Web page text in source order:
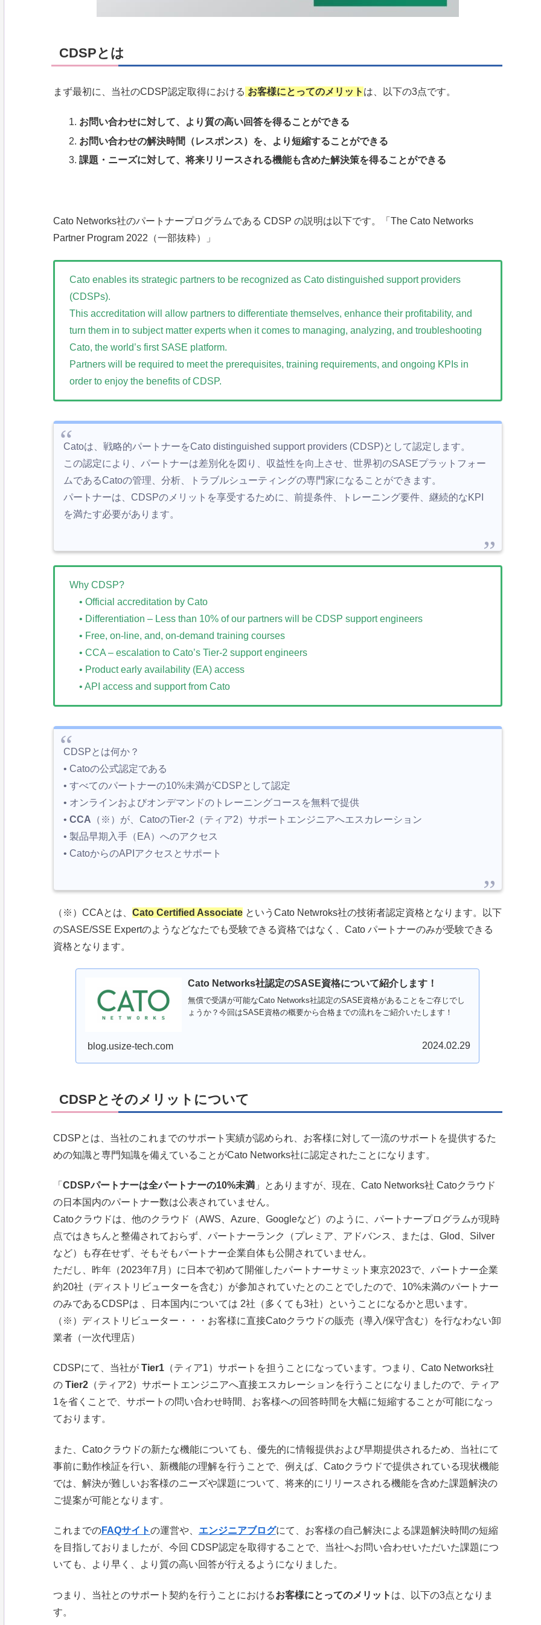
CDSPとは
まず最初に、当社のCDSP認定取得における お客様にとってのメリット は、以下の3点です。
お問い合わせに対して、より質の高い回答を得ることができる
お問い合わせの解決時間（レスポンス）を、より短縮することができる
課題・ニーズに対して、将来リリースされる機能も含めた解決策を得ることができる
Cato Networks社のパートナープログラムである CDSP の説明は以下です。「The Cato Networks
Partner Program 2022（一部抜粋）」
Cato enables its strategic partners to be recognized as Cato distinguished support providers
(CDSPs).
This accreditation will allow partners to differentiate themselves, enhance their profitability, and
turn them in to subject matter experts when it comes to managing, analyzing, and troubleshooting
Cato, the world’s first SASE platform.
Partners will be required to meet the prerequisites, training requirements, and ongoing KPIs in
order to enjoy the benefits of CDSP.
Catoは、戦略的パートナーをCato distinguished support providers (CDSP)として認定します。
この認定により、パートナーは差別化を図り、収益性を向上させ、世界初のSASEプラットフォー
ムであるCatoの管理、分析、トラブルシューティングの専門家になることができます。
パートナーは、CDSPのメリットを享受するために、前提条件、トレーニング要件、継続的なKPI
を満たす必要があります。
Why CDSP?
• Official accreditation by Cato
• Differentiation – Less than 10% of our partners will be CDSP support engineers
• Free, on-line, and, on-demand training courses
• CCA – escalation to Cato’s Tier-2 support engineers
• Product early availability (EA) access
• API access and support from Cato
CDSPとは何か？
• Catoの公式認定である
• すべてのパートナーの10%未満がCDSPとして認定
• オンラインおよびオンデマンドのトレーニングコースを無料で提供
• CCA （※）が、CatoのTier-2（ティア2）サポートエンジニアへエスカレーション
• 製品早期入手（EA）へのアクセス
• CatoからのAPIアクセスとサポート
（※）CCAとは、 Cato Certified AssociateというCato Netwroks社の技術者認定資格となります。以下
のSASE/SSE Expertのようなどなたでも受験できる資格ではなく、Cato パートナーのみが受験できる
資格となります。
Cato Networks社認定のSASE資格について紹介します！
無償で受講が可能なCato Networks社認定のSASE資格があることをご存じでし
ょうか？今回はSASE資格の概要から合格までの流れをご紹介いたします！
blog.usize-tech.com 2024.02.29
CDSPとそのメリットについて
CDSPとは、当社のこれまでのサポート実績が認められ、お客様に対して一流のサポートを提供するた
めの知識と専門知識を備えていることがCato Networks社に認定されたことになります。
「 CDSPパートナーは全パートナーの10%未満」とありますが、現在、Cato Networks社 Catoクラウド
の日本国内のパートナー数は公表されていません。
Catoクラウドは、他のクラウド（AWS、Azure、Googleなど）のように、パートナープログラムが現時
点ではきちんと整備されておらず、パートナーランク（プレミア、アドバンス、または、Glod、Silver
など）も存在せず、そもそもパートナー企業自体も公開されていません。
ただし、昨年（2023年7月）に日本で初めて開催したパートナーサミット東京2023で、パートナー企業
約20社（ディストリビューターを含む）が参加されていたとのことでしたので、10%未満のパートナー
のみであるCDSPは 、日本国内については 2社（多くても3社）ということになるかと思います。
（※）ディストリビューター・・・お客様に直接Catoクラウドの販売（導入/保守含む）を行なわない卸
業者（一次代理店）
CDSPにて、当社が Tier1（ティア1）サポートを担うことになっています。つまり、Cato Networks社
の Tier2（ティア2）サポートエンジニアへ直接エスカレーションを行うことになりましたので、ティア
1を省くことで、サポートの問い合わせ時間、お客様への回答時間を大幅に短縮することが可能になっ
ております。
また、Catoクラウドの新たな機能についても、優先的に情報提供および早期提供されるため、当社にて
事前に動作検証を行い、新機能の理解を行うことで、例えば、Catoクラウドで提供されている現状機能
では、解決が難しいお客様のニーズや課題について、将来的にリリースされる機能を含めた課題解決の
ご提案が可能となります。
これまでのFAQサイトの運営や、 エンジニアブログにて、お客様の自己解決による課題解決時間の短縮
を目指しておりましたが、今回 CDSP認定を取得することで、当社へお問い合わせいただいた課題につ
いても、より早く、より質の高い回答が行えるようになりました。
つまり、当社とのサポート契約を行うことにおけるお客様にとってのメリット は、以下の3点となりま
す。